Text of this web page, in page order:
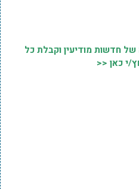
חדשות מודיעין וקבלת כל
י כאן <<